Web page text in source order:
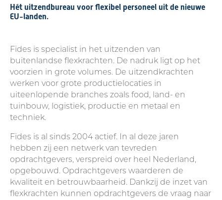
Hét uitzendbureau voor flexibel personeel uit de nieuwe
EU-landen.
Fides is specialist in het uitzenden van
buitenlandse flexkrachten. De nadruk ligt op het
voorzien in grote volumes. De uitzendkrachten
werken voor grote productielocaties in
uiteenlopende branches zoals food, land- en
tuinbouw, logistiek, productie en metaal en
techniek.
Fides is al sinds 2004 actief. In al deze jaren
hebben zij een netwerk van tevreden
opdrachtgevers, verspreid over heel Nederland,
opgebouwd. Opdrachtgevers waarderen de
kwaliteit en betrouwbaarheid. Dankzij de inzet van
flexkrachten kunnen opdrachtgevers de vraag naar